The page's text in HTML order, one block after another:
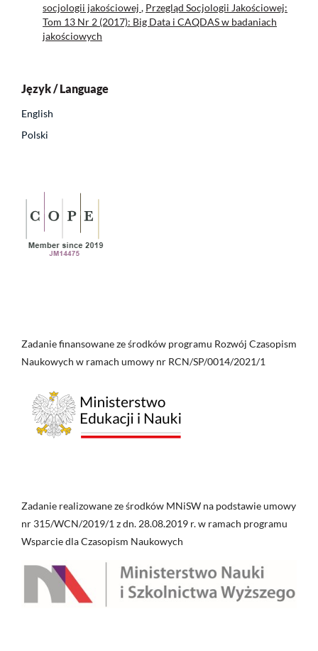
socjologii jakościowej , Przegląd Socjologii Jakościowej:
Tom 13 Nr 2 (2017): Big Data i CAQDAS w badaniach
jakościowych
Język / Language
English
Polski
Zadanie finansowane ze środków programu Rozwój Czasopism
Naukowych w ramach umowy nr RCN/SP/0014/2021/1
Zadanie realizowane ze środków MNiSW na podstawie umowy
nr 315/WCN/2019/1 z dn. 28.08.2019 r. w ramach programu
Wsparcie dla Czasopism Naukowych